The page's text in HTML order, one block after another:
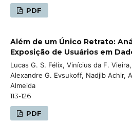
PDF
Além de um Único Retrato:
Exposição de Usuários em
Lucas G. S. Félix, Vinícius da F.
Alexandre G. Evsukoff, Nadjib Achir,
Almeida
113-126
PDF